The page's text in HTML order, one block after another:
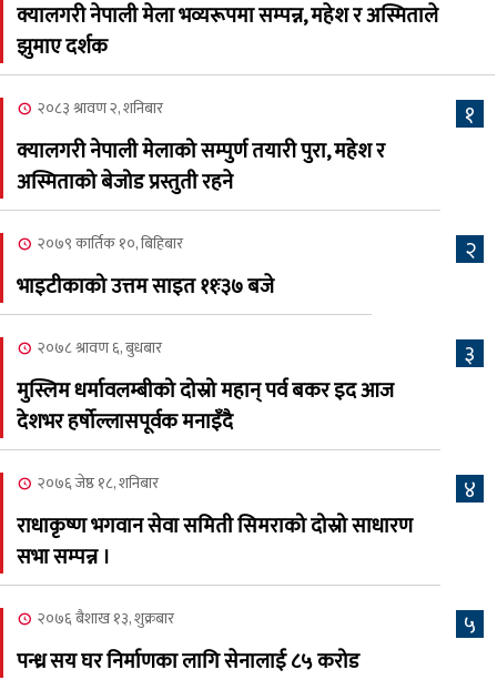
नेप्लिज सोसाइटि अफ
२०८३ श्रावण ६, बुधबार
कामना खबर पत्रिका
७ क्यालगरी नेपाली मेला
२०८३ श्रावण २, शनिबार
८
क्यालगरी नेपाली मेलाको
अस्मिताको बेजोड प्रस्तुती रहने
क्यालगरी नेपाली मेला भव्यरूपमा सम्पन्न, महेश र अस्मिताले
झुमाए दर्शक
१
२०८३ श्रावण २, शनिबार
क्यालगरी नेपाली मेलाको सम्पुर्ण तयारी पुरा, महेश र
अस्मिताको बेजोड प्रस्तुती रहने
२
२०७९ कार्तिक १०, बिहिबार
भाइटीकाको उत्तम साइत ११ः३७ बजे
३
२०७८ श्रावण ६, बुधबार
मुस्लिम धर्मावलम्बीको दोस्रो महान् पर्व बकर इद आज
देशभर हर्षोल्लासपूर्वक मनाइँदै
४
२०७६ जेष्ठ १८, शनिबार
राधाकृष्ण भगवान सेवा समिती सिमराको दोस्रो साधारण
सभा सम्पन्न ।
५
२०७६ बैशाख १३, शुक्रबार
पन्ध्र सय घर निर्माणका लागि सेनालाई ८५ करोड